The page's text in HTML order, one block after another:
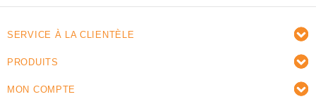
SERVICE À LA CLIENTÈLE
PRODUITS
MON COMPTE